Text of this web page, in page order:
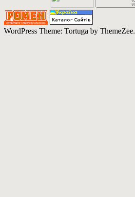
WordPress Theme: Tortuga by ThemeZee.